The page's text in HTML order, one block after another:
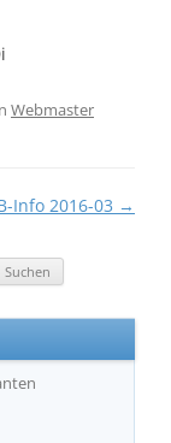
Webmaster
Info 2016-03 →